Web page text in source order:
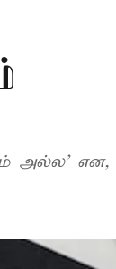
அல்ல' என,